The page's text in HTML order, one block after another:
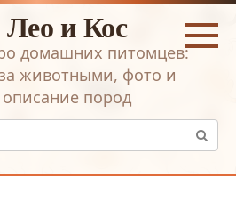
Лео и Кос
домашних питомцев:
животными, фото и
описание пород